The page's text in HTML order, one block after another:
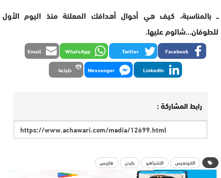
ــ بالمناسبة، كيف هي أحوال أهدافك المعلنة منذ اليوم الأول
للطوفان…شالوم عليها.
Facebook
Twitter
WhatsApp
Email
LinkedIn
Messenger طباعة
رابط المشاركة :
الكونغرس النتنياهو بايدن هاريس